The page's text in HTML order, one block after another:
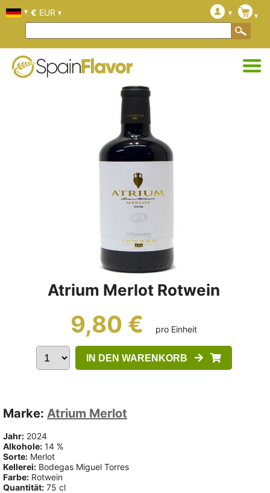
Atrium Merlot Rotwein
9,80 € pro Einheit
IN DEN WARENKORB
Marke: Atrium Merlot
Jahr: 2024
Alkohole: 14 %
Sorte: Merlot
Kellerei: Bodegas Miguel Torres
Farbe: Rotwein
Quantität: 75 cl
€ EUR